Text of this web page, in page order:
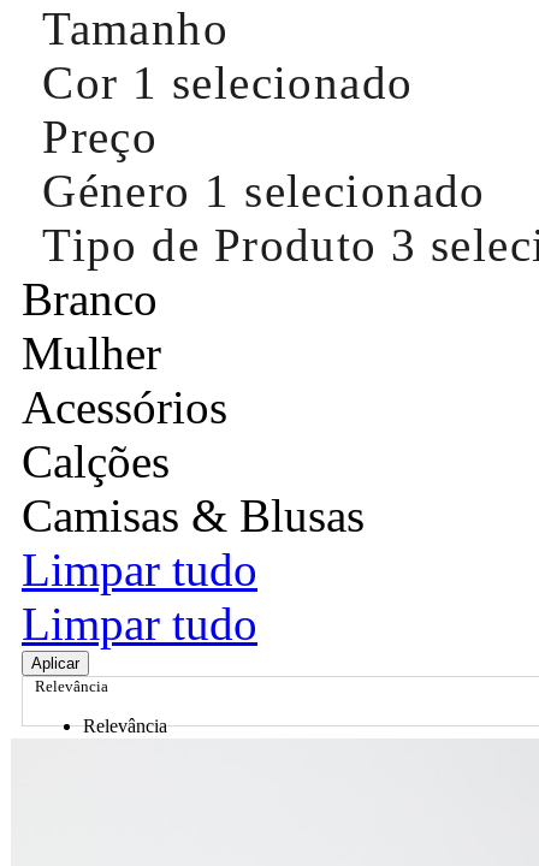
Tamanho
Cor 1 selecionado
Preço
Género 1 selecionado
Tipo de Produto 3
Branco
Mulher
Acessórios
Calções
Camisas & Blusas
Limpar tudo
Limpar tudo
Aplicar
Relevância
Relevância